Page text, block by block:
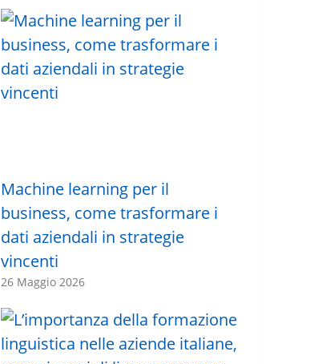
Machine learning per il
business, come trasformare i
dati aziendali in strategie
vincenti
26 Maggio 2026